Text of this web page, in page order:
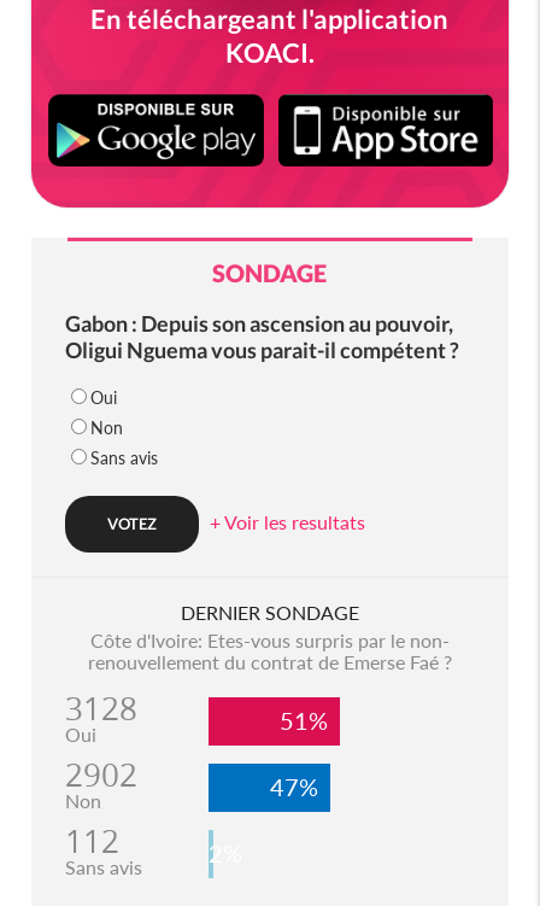
En téléchargeant l'application
KOACI.
SONDAGE
Gabon : Depuis son ascension au pouvoir,
Oligui Nguema vous parait-il compétent ?
Oui
Non
Sans avis
+ Voir les resultats
DERNIER SONDAGE
Côte d'Ivoire: Etes-vous surpris par le non-
renouvellement du contrat de Emerse Faé ?
3128
Oui 51%
2902
Non 47%
112
Sans avis 2%